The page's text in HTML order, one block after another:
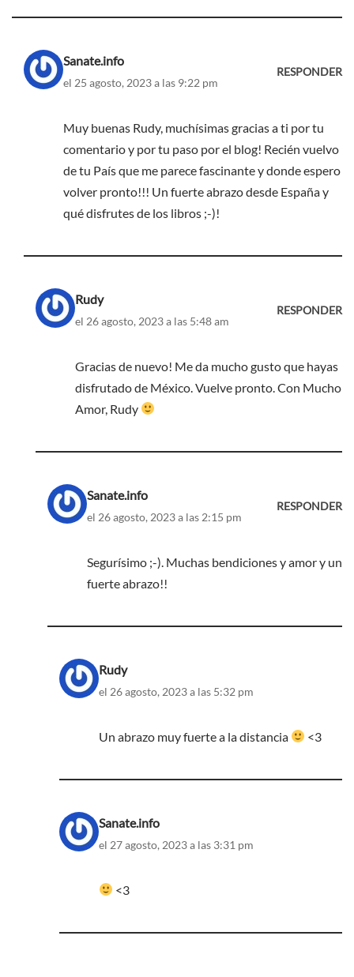
Sanate.info
el 25 agosto, 2023 a las 9:22 pm
RESPONDER
Muy buenas Rudy, muchísimas gracias a ti por tu
comentario y por tu paso por el blog! Recién vuelvo
de tu País que me parece fascinante y donde espero
volver pronto!!! Un fuerte abrazo desde España y
qué disfrutes de los libros ;-)!
Rudy
el 26 agosto, 2023 a las 5:48 am
RESPONDER
Gracias de nuevo! Me da mucho gusto que hayas
disfrutado de México. Vuelve pronto. Con Mucho
Amor, Rudy
Sanate.info
el 26 agosto, 2023 a las 2:15 pm
RESPONDER
Segurísimo ;-). Muchas bendiciones y amor y un
fuerte abrazo!!
Rudy
el 26 agosto, 2023 a las 5:32 pm
Un abrazo muy fuerte a la distancia <3
Sanate.info
el 27 agosto, 2023 a las 3:31 pm
<3